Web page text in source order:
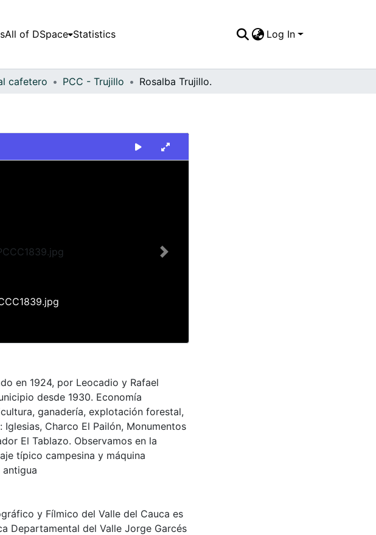
All of DSpace Statistics Log In
cafetero PCC - Trujillo Rosalba Trujillo.
Next
en 1924, por Leocadio y Rafael
desde 1930. Economía
ganadería, explotación forestal,
Charco El Pailón, Monumentos
El Tablazo. Observamos en la
típico campesina y máquina
y Fílmico del Valle del Cauca es
Departamental del Valle Jorge Garcés